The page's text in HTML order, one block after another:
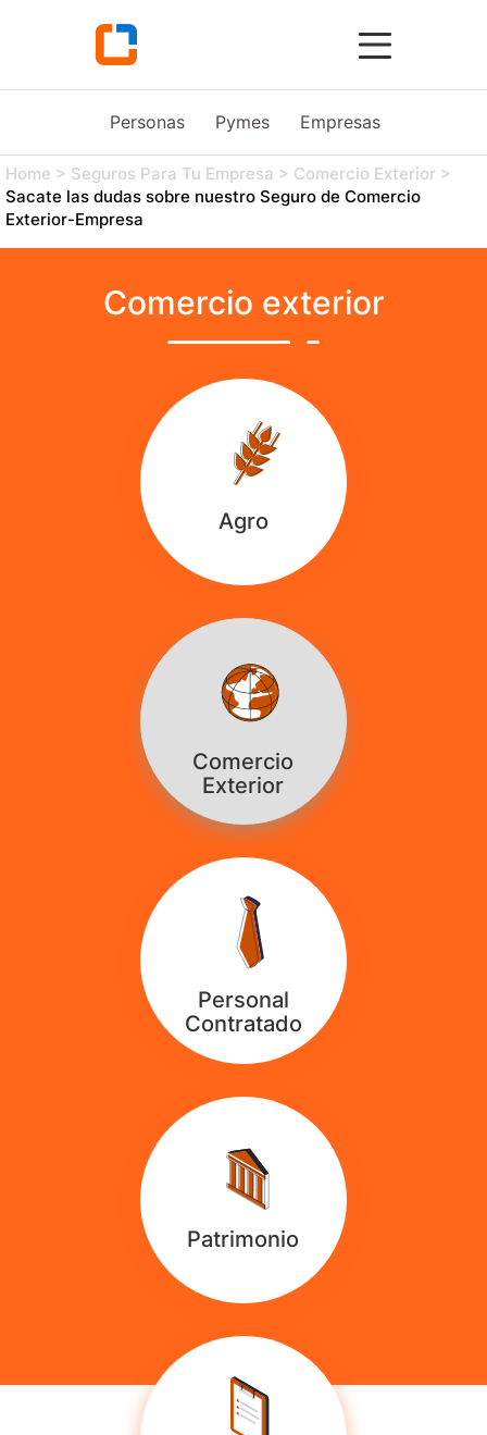
Personas Pymes Empresas
Home > Seguros Para Tu Empresa > Comercio Exterior >
Sacate las dudas sobre nuestro Seguro de Comercio
Exterior-Empresa
Comercio exterior
Agro
Comercio
Exterior
Personal
Contratado
Patrimonio